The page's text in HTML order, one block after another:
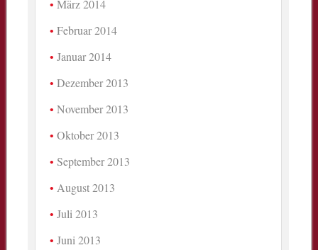
März 2014
Februar 2014
Januar 2014
Dezember 2013
November 2013
Oktober 2013
September 2013
August 2013
Juli 2013
Juni 2013